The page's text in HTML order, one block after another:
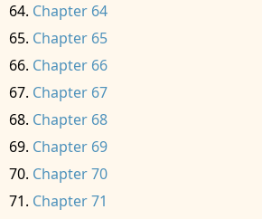
Chapter 64
Chapter 65
Chapter 66
Chapter 67
Chapter 68
Chapter 69
Chapter 70
Chapter 71